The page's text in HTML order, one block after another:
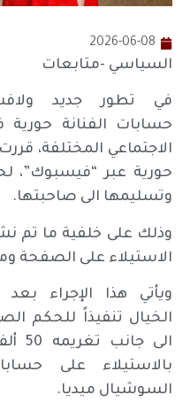
2026-06-08
السياسي -متابعات
في تطور جديد
حسابات الفنانة
الاجتماعي المختلفة،
حورية عبر “فيسبوك”،
وتسليمها الى صاحبتها.
وذلك على خلفية ما تم
الاستيلاء على الصفحة
ويأتي هذا الإجراء
الخيال تنفيذاً للحكم
الى
بالاستيلاء على
السوشيال ميديا.